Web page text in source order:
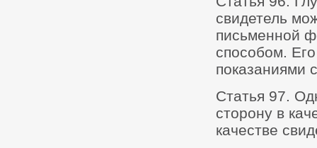
свидетель
письменной
способом.
показаниями
Статья 97.
сторону в
качестве